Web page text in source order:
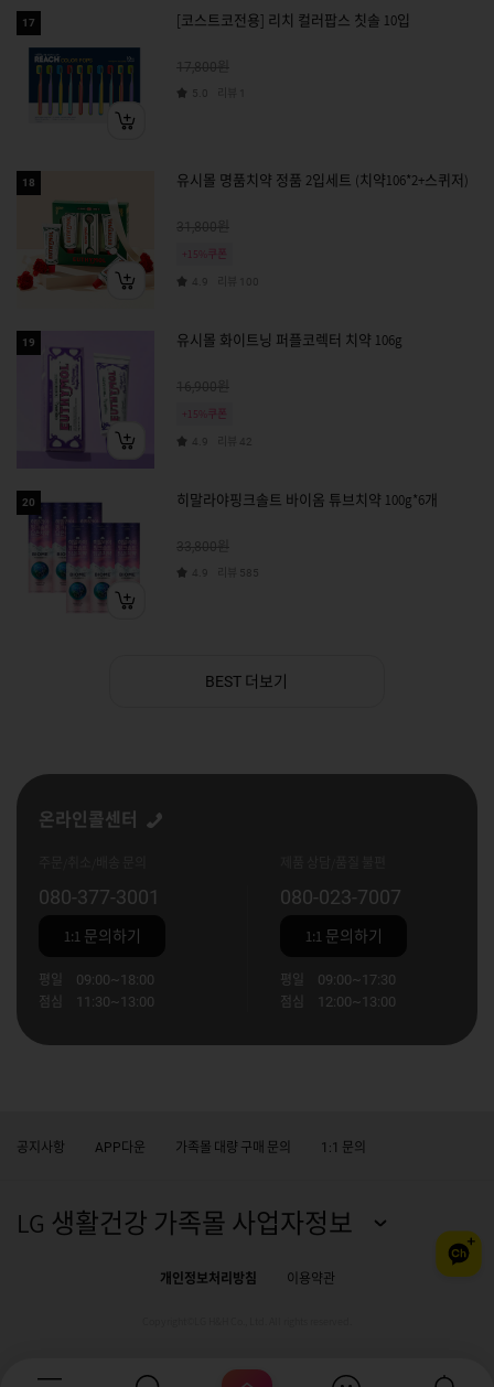
17 [코스트코전용] 리치 컬러팝스 칫솔 10입
17,800원
5.0
18 유시몰 명품치약 정품 2입세트 (치약106*2+스퀴저)
31,800원
+15%쿠폰
4.9
19 유시몰 화이트닝 퍼플코렉터 치약 106g
16,900원
+15%쿠폰
4.9 42
20 히말라야핑크솔트 바이옴 튜브치약 100g*6개
33,800원
4.9 585
BEST 더보기
온라인콜센터
080-377-3001
1:1 문의하기
평일
09:00~18:00
점심
11:30~13:00
080-023-7007
1:1 문의하기
평일
09:00~17:30
점심
12:00~13:00
공지사항 APP다운 가족몰 대량 구매 문의 1:1 문의
LG 생활건강 가족몰 사업자정보
개인정보처리방침 이용약관